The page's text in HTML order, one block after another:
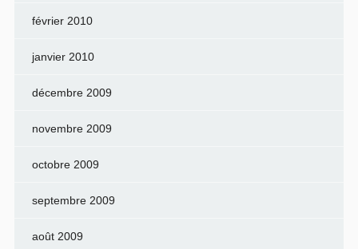
février 2010
janvier 2010
décembre 2009
novembre 2009
octobre 2009
septembre 2009
août 2009